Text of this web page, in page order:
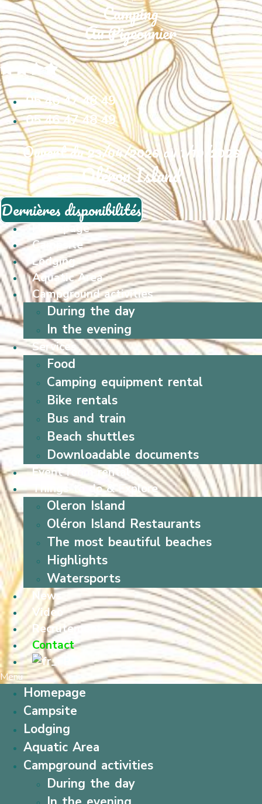
05 46 47 48 49
05 46 47 48 49
Ouvert du 23/04/2026 au 1/10/2026
Oléron Island
Dernières disponibilités
Homepage
Campsite
Lodging
Aquatic Area
Campground activities
During the day
In the evening
Services
Food
Camping equipment rental
Bike rentals
Bus and train
Beach shuttles
Downloadable documents
Event room rental
Things to do & Explore
Oleron Island
Oléron Island Restaurants
The most beautiful beaches
Highlights
Watersports
News
Video
Recrutement
Contact
Menu
Homepage
Campsite
Lodging
Aquatic Area
Campground activities
During the day